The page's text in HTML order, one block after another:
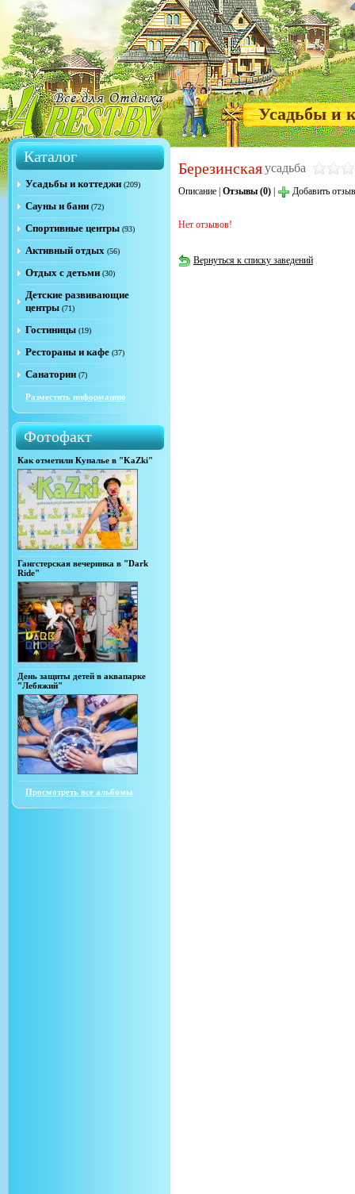
Усадьбы и
Каталог
Усадьбы и коттеджи (209)
Сауны и бани (72)
Спортивные центры (93)
Активный отдых (56)
Отдых с детьми (30)
Детские развивающие
центры (71)
Гостиницы (19)
Рестораны и кафе (37)
Санатории (7)
Разместить информацию
Фотофакт
Как отметили Купалье в "KaZki"
Гангстерская вечеринка в "Dark
Ride"
День защиты детей в аквапарке
"Лебяжий"
Просмотреть все альбомы
Березинскаяусадьба
Описание Отзывы (0) Добавить отзыв
Нет отзывов!
Вернуться к списку заведений